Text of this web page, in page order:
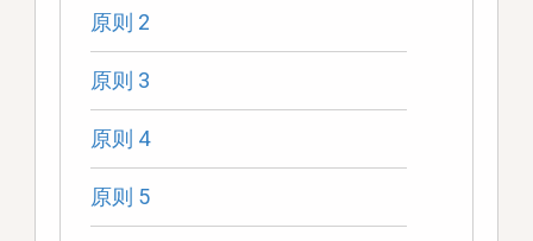
原则 2
原则 3
原则 4
原则 5